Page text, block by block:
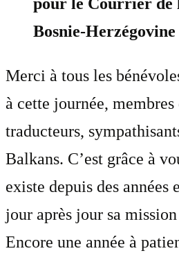
pour le Courrier de
Bosnie-Herzégovine
Merci à tous les
à cette journée, membres
traducteurs,
Balkans. C’est grâce à
existe depuis des années
jour après jour sa
Encore une année à